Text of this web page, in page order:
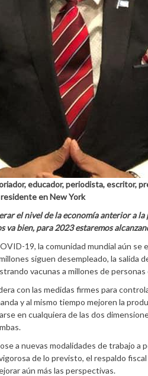
educador, periodista, escritor,
en New York
el nivel de la economía anterior a
va bien, para 2023 estaremos
19, la comunidad mundial aún
siguen desempleado, la salida
vacunas a millones de personas
con las medidas firmes para
y al mismo tiempo mejoren la
en cualquiera de las dos
a nuevas modalidades de trabajo a
de lo previsto, el respaldo
aún más las perspectivas.